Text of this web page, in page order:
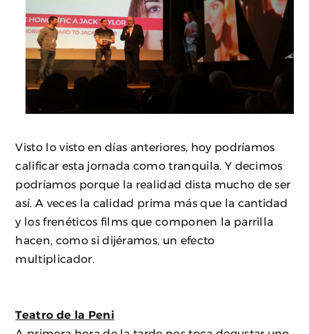
Visto lo visto en días anteriores, hoy podríamos
calificar esta jornada como tranquila. Y decimos
podríamos porque la realidad dista mucho de ser
así. A veces la calidad prima más que la cantidad
y los frenéticos films que componen la parrilla
hacen, como si dijéramos, un efecto
multiplicador.
Teatro de la Peni